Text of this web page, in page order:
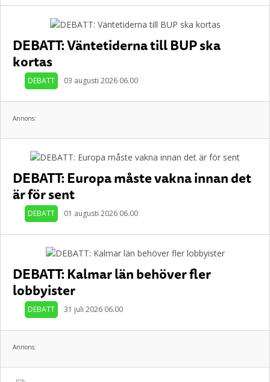
DEBATT: Väntetiderna till BUP ska
kortas
DEBATT 03 augusti 2026 06.00
Annons:
DEBATT: Europa måste vakna innan det
är för sent
DEBATT 01 augusti 2026 06.00
DEBATT: Kalmar län behöver fler
lobbyister
DEBATT 31 juli 2026 06.00
Annons: